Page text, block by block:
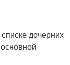
дочерних